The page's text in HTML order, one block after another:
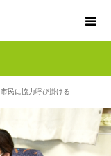
民に協力呼び掛ける